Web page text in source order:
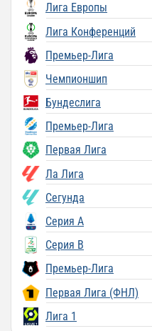
Лига Европы
Лига Конференций
Премьер-Лига
Чемпионшип
Бундеслига
Премьер-Лига
Первая Лига
Ла Лига
Сегунда
Серия A
Серия B
Премьер-Лига
Первая Лига (ФНЛ)
Лига 1